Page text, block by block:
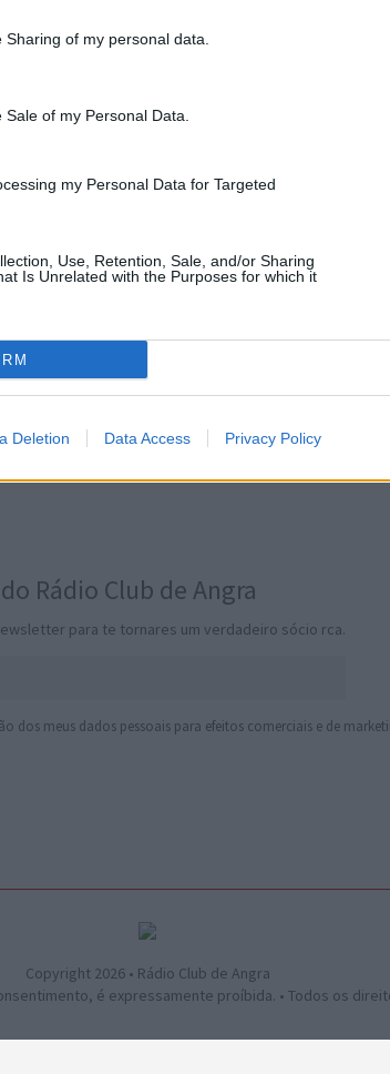
of my personal data.
of my Personal Data.
my Personal Data for Targeted
Use, Retention, Sale, and/or Sharing
Is Unrelated with the Purposes for which it
Deletion Data Access Privacy Policy
Rádio Club de Angra
para te tornares um verdadeiro sócio rca.
dos meus dados pessoais para efeitos comerciais e de
Copyright 2026 • Rádio Club de Angra
é expressamente proíbida. • Todos os